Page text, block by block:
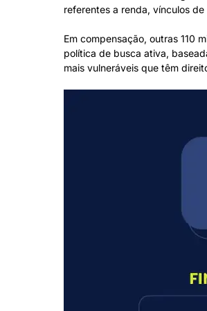
referentes a renda, vínculos
Em compensação, outras 110
política de busca ativa,
mais vulneráveis que têm